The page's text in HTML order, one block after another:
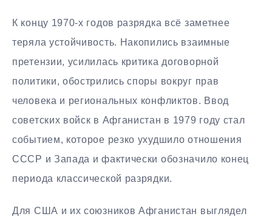
К концу 1970-х годов разрядка всё заметнее
теряла устойчивость. Накопились взаимные
претензии, усилилась критика договорной
политики, обострились споры вокруг прав
человека и региональных конфликтов. Ввод
советских войск в Афганистан в 1979 году стал
событием, которое резко ухудшило отношения
СССР и Запада и фактически обозначило конец
периода классической разрядки.
Для США и их союзников Афганистан выглядел